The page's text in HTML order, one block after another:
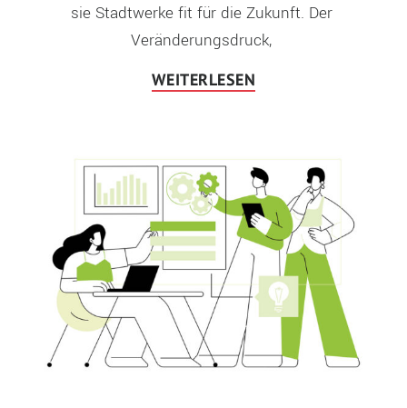
sie Stadtwerke fit für die Zukunft. Der
Veränderungsdruck,
WEITERLESEN